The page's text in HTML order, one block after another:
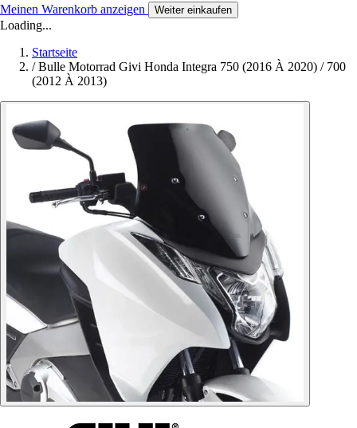
Meinen Warenkorb anzeigen Weiter einkaufen
Loading...
Startseite
/ Bulle Motorrad Givi Honda Integra 750 (2016 À 2020) / 700
(2012 À 2013)